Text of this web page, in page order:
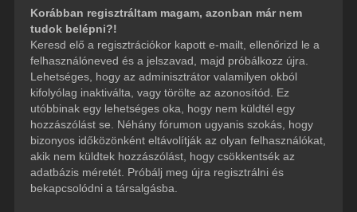
Korábban regisztráltam magam, azonban már nem
tudok belépni?!
Keresd elő a regisztrációkor kapott e-mailt, ellenőrizd le a
felhasználóneved és a jelszavad, majd próbálkozz újra.
Lehetséges, hogy az adminisztrátor valamilyen okból
kifolyólag inaktiválta, vagy törölte az azonosítód. Ez
utóbbinak egy lehetséges oka, hogy nem küldtél egy
hozzászólást se. Néhány fórumon ugyanis szokás, hogy
bizonyos időközönként eltávolítják az olyan felhasználókat,
akik nem küldtek hozzászólást, hogy csökkentsék az
adatbázis méretét. Próbálj meg újra regisztrálni és
bekapcsolódni a társalgásba.